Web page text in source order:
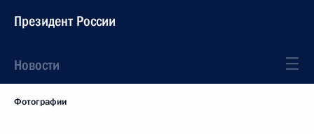
Президент России
Новости
Фотографии